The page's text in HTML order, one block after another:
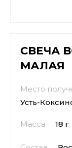
СВЕЧА
МАЛАЯ
Место
Усть-
Масса 18 г